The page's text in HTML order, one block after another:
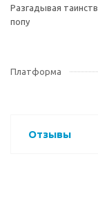
Разгадывая
попу
Платформа
Отзывы